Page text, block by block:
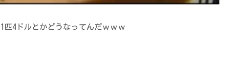
匹4ドルとかどうなってんだｗｗｗ